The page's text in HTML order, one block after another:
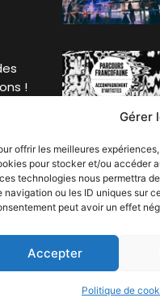
Gérer
offrir les meilleures
pour stocker et/ou accéder
technologies nous permettra
navigation ou les ID uniques sur
peut avoir un effet
Accepter
Politique de
!